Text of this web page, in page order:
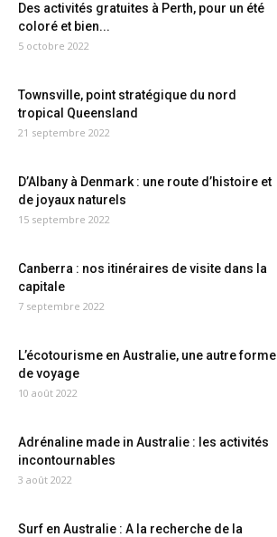
Des activités gratuites à Perth, pour un été
coloré et bien...
5 octobre 2022
Townsville, point stratégique du nord
tropical Queensland
21 septembre 2022
D’Albany à Denmark : une route d’histoire et
de joyaux naturels
15 septembre 2022
Canberra : nos itinéraires de visite dans la
capitale
7 septembre 2022
L’écotourisme en Australie, une autre forme
de voyage
10 août 2022
Adrénaline made in Australie : les activités
incontournables
3 août 2022
Surf en Australie : A la recherche de la